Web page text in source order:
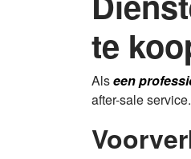
te
Alseen
after-sale service.